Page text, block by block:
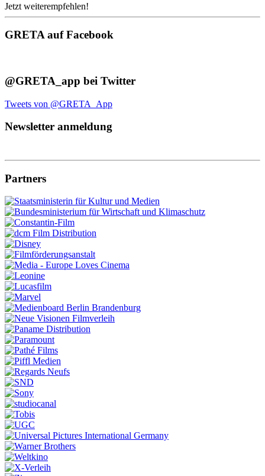
Jetzt weiterempfehlen!
GRETA auf Facebook
@GRETA_app bei Twitter
Tweets von @GRETA_App
Newsletter anmeldung
Partners